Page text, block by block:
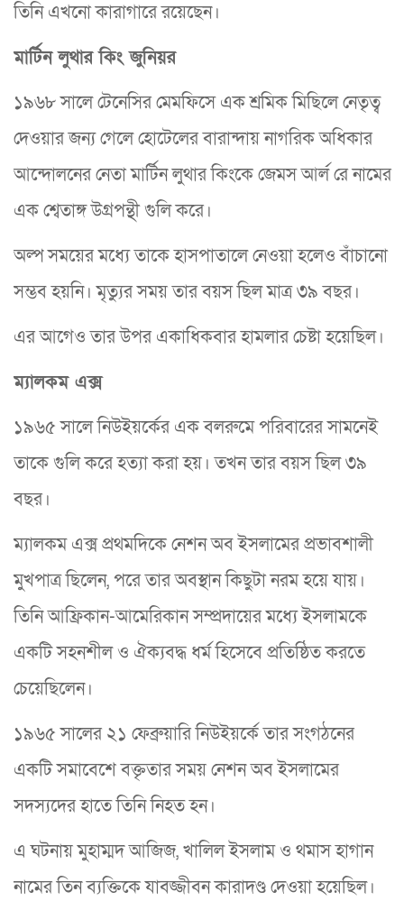
তিনি এখনো কারাগারে রয়েছেন।
মার্টিন লুথার কিং জুনিয়র
১৯৬৮ সালে টেনেসির মেমফিসে এক শ্রমিক মিছিলে নেতৃত্ব
দেওয়ার জন্য গেলে হোটেলের বারান্দায় নাগরিক অধিকার
আন্দোলনের নেতা মার্টিন লুথার কিংকে জেমস আর্ল রে নামের
এক শ্বেতাঙ্গ উগ্রপন্থী গুলি করে।
অল্প সময়ের মধ্যে তাকে হাসপাতালে নেওয়া হলেও বাঁচানো
সম্ভব হয়নি। মৃত্যুর সময় তার বয়স ছিল মাত্র ৩৯ বছর।
এর আগেও তার উপর একাধিকবার হামলার চেষ্টা হয়েছিল।
ম্যালকম এক্স
১৯৬৫ সালে নিউইয়র্কের এক বলরুমে পরিবারের সামনেই
তাকে গুলি করে হত্যা করা হয়। তখন তার বয়স ছিল ৩৯
বছর।
ম্যালকম এক্স প্রথমদিকে নেশন অব ইসলামের প্রভাবশালী
মুখপাত্র ছিলেন, পরে তার অবস্থান কিছুটা নরম হয়ে যায়।
তিনি আফ্রিকান-আমেরিকান সম্প্রদায়ের মধ্যে ইসলামকে
একটি সহনশীল ও ঐক্যবদ্ধ ধর্ম হিসেবে প্রতিষ্ঠিত করতে
চেয়েছিলেন।
১৯৬৫ সালের ২১ ফেব্রুয়ারি নিউইয়র্কে তার সংগঠনের
একটি সমাবেশে বক্তৃতার সময় নেশন অব ইসলামের
সদস্যদের হাতে তিনি নিহত হন।
এ ঘটনায় মুহাম্মদ আজিজ, খালিল ইসলাম ও থমাস হাগান
নামের তিন ব্যক্তিকে যাবজ্জীবন কারাদণ্ড দেওয়া হয়েছিল।